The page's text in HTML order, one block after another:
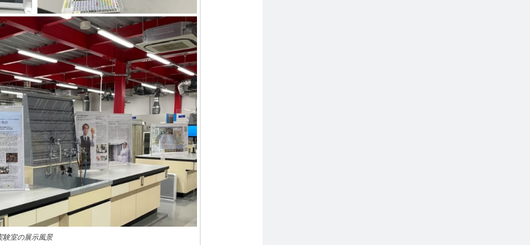
室の展示風景